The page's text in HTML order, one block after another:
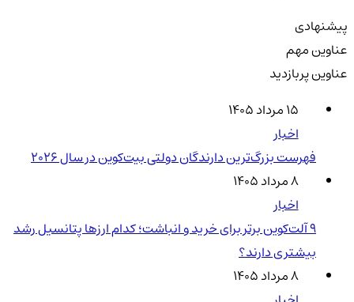
پیشنهادی
عناوین مهم
عناوین پربازدید
۱۵ مرداد ۱۴۰۵
اخبار
فهرست بزرگ‌ترین دارندگان دولتی بیت‌کوین در سال 2026
۸ مرداد ۱۴۰۵
اخبار
۹ آلت‌کوین برتر برای خرید و انباشت؛ کدام ارزها پتانسیل رشد
بیشتری دارند؟
۸ مرداد ۱۴۰۵